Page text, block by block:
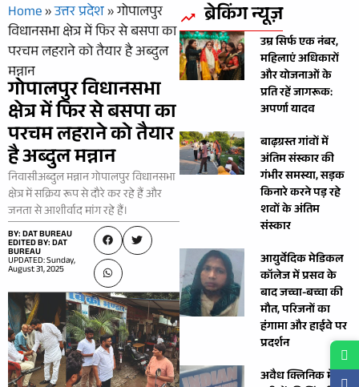
Home»उत्तर प्रदेश»गोपालपुर
विधानसभा क्षेत्र में फिर से बसपा का
परचम लहराने को तैयार है अब्दुल
मन्नान
गोपालपुर विधानसभा
क्षेत्र में फिर से बसपा का
परचम लहराने को तैयार
है अब्दुल मन्नान
निवासीअब्दुल मन्नान गोपालपुर विधानसभा
क्षेत्र में सक्रिय रूप से दौरे कर रहे हैं और
जनता से आशीर्वाद मांग रहे हैं।
BY: DAT BUREAU
EDITED BY: DAT
BUREAU
UPDATED: Sunday,
August 31, 2025
ब्रेकिंग न्यूज़
उम्र सिर्फ एक नंबर,
महिलाएं अधिकारों
और योजनाओं के
प्रति रहें जागरूक:
अपर्णा यादव
बाढ़ग्रस्त गांवों में
अंतिम संस्कार की
गंभीर समस्या, सड़क
किनारे करने पड़ रहे
शवों के अंतिम
संस्कार
आयुर्वेदिक मेडिकल
कॉलेज में प्रसव के
बाद जच्चा-बच्चा की
मौत, परिजनों का
हंगामा और हाईवे पर
प्रदर्शन
अवैध क्लिनिक में